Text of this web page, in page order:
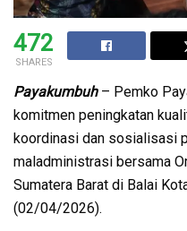
472
SHARES
Payakumbuh– Pemko
komitmen peningkatan
koordinasi dan sosialisasi
maladministrasi bersama
Sumatera Barat di Balai
(02/04/2026).